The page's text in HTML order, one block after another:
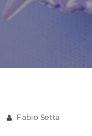
Fabio Setta